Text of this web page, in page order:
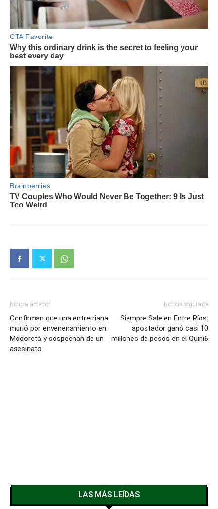
Noticia anterior
Confirman que una entrerriana
murió por envenenamiento en
Mocoretá y sospechan de un
asesinato
Noticia siguiente
Siempre Sale en Entre Ríos:
apostador ganó casi 10
millones de pesos en el Quini6
LAS MÁS LEÍDAS